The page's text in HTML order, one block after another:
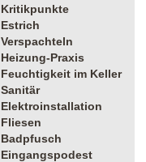
Kritikpunkte
Estrich
Verspachteln
Heizung-Praxis
Feuchtigkeit im Keller
Sanitär
Elektroinstallation
Fliesen
Badpfusch
Eingangspodest